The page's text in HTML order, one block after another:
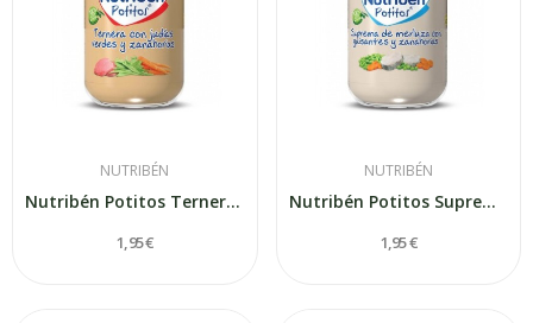
NUTRIBÉN
Nutribén Potitos Ternera con Judías Verdes y...
1,95 €
NUTRIBÉN
Nutribén Potitos Suprema de Merluza con...
1,95 €